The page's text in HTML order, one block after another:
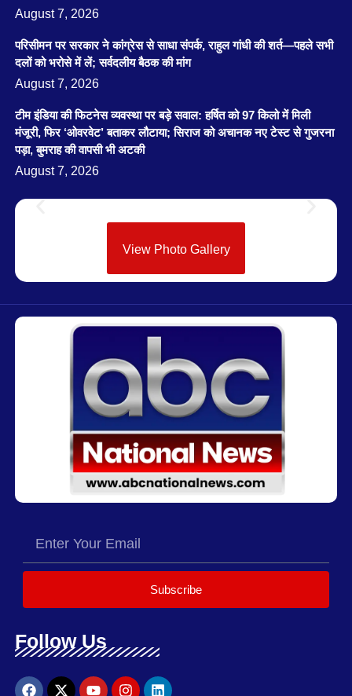
August 7, 2026
परिसीमन पर सरकार ने कांग्रेस से साधा संपर्क, राहुल गांधी की शर्त—पहले सभी
दलों को भरोसे में लें; सर्वदलीय बैठक की मांग
August 7, 2026
टीम इंडिया की फिटनेस व्यवस्था पर बड़े सवाल: हर्षित को 97 किलो में मिली
मंजूरी, फिर ‘ओवरवेट’ बताकर लौटाया; सिराज को अचानक नए टेस्ट से गुजरना
पड़ा, बुमराह की वापसी भी अटकी
August 7, 2026
View Photo Gallery
Subscribe
Follow Us